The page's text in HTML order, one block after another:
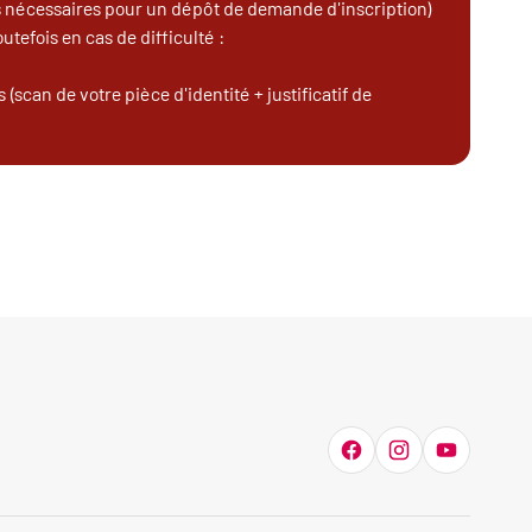
pour un dépôt de demande d'inscription)
en cas de difficulté :
de votre pièce d'identité + justificatif de